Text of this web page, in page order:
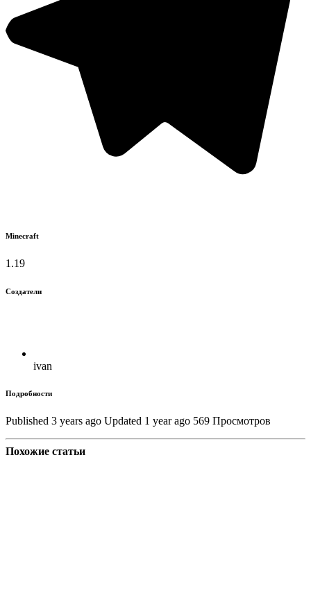
Minecraft
1.19
Создатели
ivan
Подробности
Published 3 years ago Updated 1 year ago 569 Просмотров
Похожие статьи